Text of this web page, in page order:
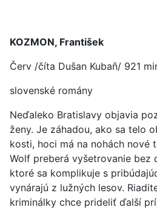
KOZMON, František
Červ /číta Dušan Kubaň/ 921
slovenské romány
Neďaleko Bratislavy objavia
ženy. Je záhadou, ako sa telo
kosti, hoci má na nohách nové
Wolf preberá vyšetrovanie bez
ktoré sa komplikuje s
vynárajú z lužných lesov.
kriminálky chce prideliť ďalší